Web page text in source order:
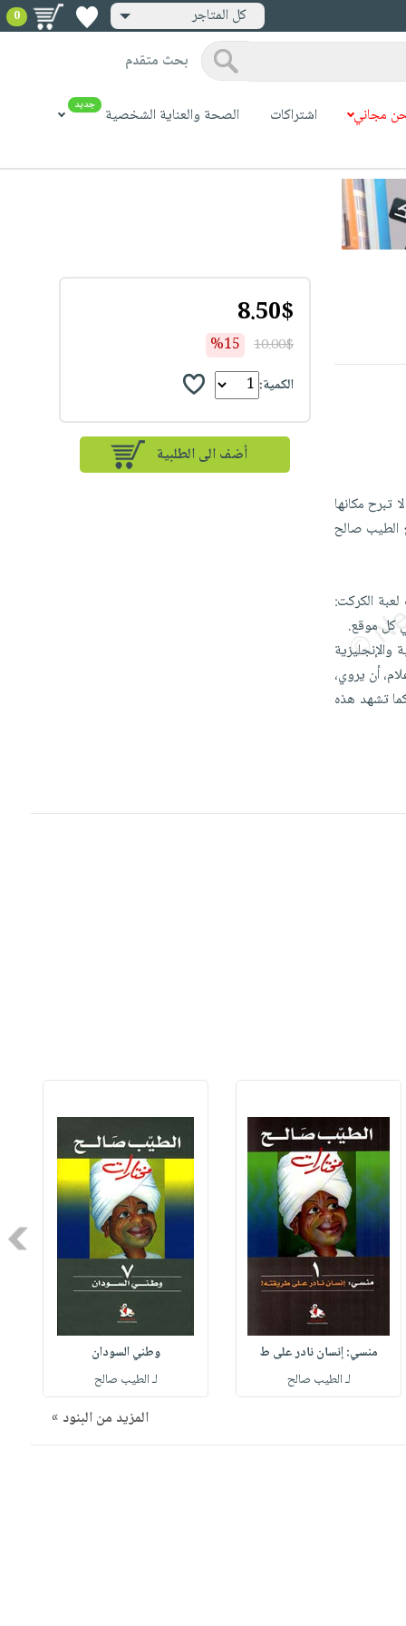
كل المتاجر 0
بحث متقدم
مجاني اشتراكات الصحة والعناية الشخصية جديد
مكانها
الطيب صالح
الكركت:
أن يروي،
تشهد هذه
8.50$
10.00$
%15
الكمية:
أضف الى الطلبية
منسي: إنسان نادر على ط
لـ الطيب صالح
وطني السودان
لـ الطيب صالح
المزيد من البنود »